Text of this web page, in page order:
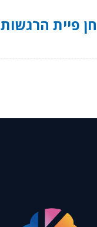
חן פיית הרגשות